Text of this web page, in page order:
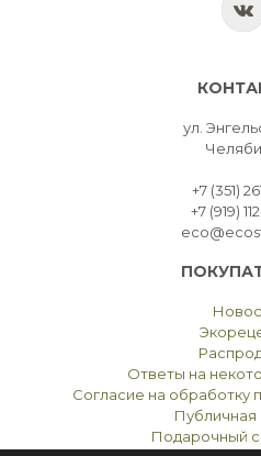
ул.
+7 (351)
+7 (919)
Ответы на
Согласие на обработку
Подарочный